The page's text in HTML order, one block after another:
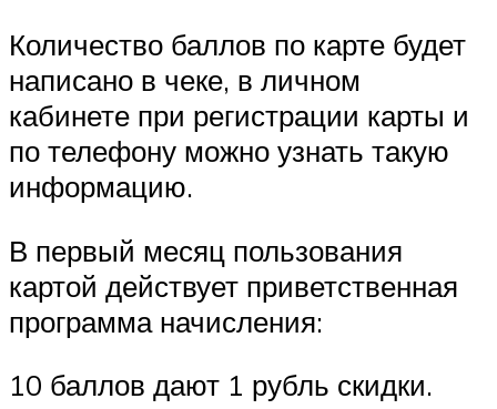
Количество баллов по карте будет
написано в чеке, в личном
кабинете при регистрации карты и
по телефону можно узнать такую
информацию.
В первый месяц пользования
картой действует приветственная
программа начисления:
10 баллов дают 1 рубль скидки.